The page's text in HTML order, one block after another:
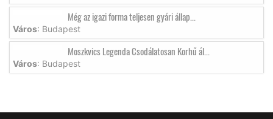
Még az igazi forma teljesen gyári állap...
Város: Budapest
Moszkvics Legenda Csodálatosan Korhű ál...
Város: Budapest